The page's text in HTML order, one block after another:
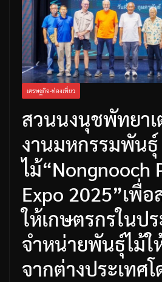
เศรษฐกิจ-ท่องเที่ยว
สวนนงนุชพัทยาเ
งานมหกรรมพันธุ์
ไม้“Nongnooch
Expo 2025”เพื่อ
ให้เกษตรกรในป
จำหน่ายพันธุ์ไม้
จากต่างประเทศโ